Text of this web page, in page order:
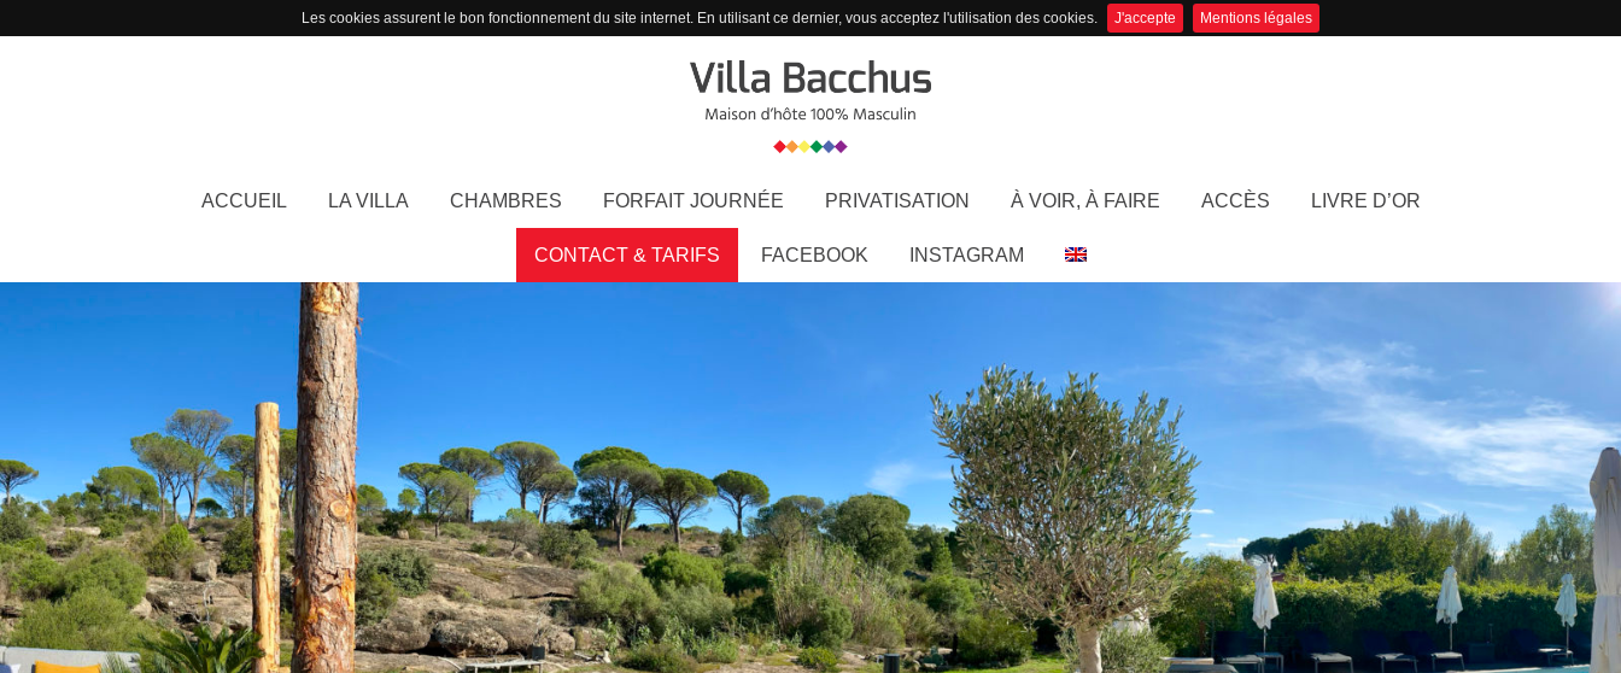
Les cookies assurent le bon fonctionnement du site internet. En utilisant ce dernier, vous acceptez l'utilisation des cookies. J'accepte Mentions légales
ACCUEIL LA VILLA CHAMBRES FORFAIT JOURNÉE PRIVATISATION À VOIR, À FAIRE ACCÈS LIVRE D’OR
CONTACT & TARIFS FACEBOOK INSTAGRAM
ACCUEIL
LA VILLA
CHAMBRES
SAINTE-MAXIME
SAINT-TROPEZ